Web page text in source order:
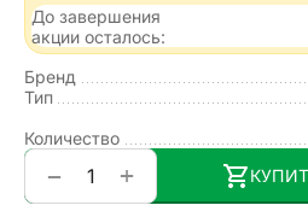
До завершения
акции осталось:
Бренд
Тип
Количество
+
−